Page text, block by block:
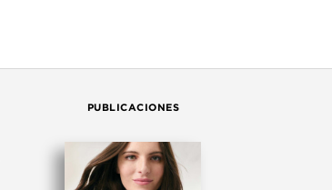
PUBLICACIONES